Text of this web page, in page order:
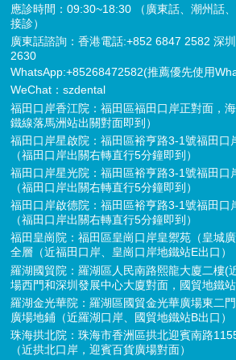
應診時間：09:30~18:30 （廣東話、潮州話
接診）
廣東話諮詢：香港電話:+852 6847 2582 深
2630
WhatsApp:+85268472582(推薦優先使用
WeChat：szdental
福田口岸香江院：福田區福田口岸正對面，
鐵線落馬洲站出關對面即到）
福田口岸星啟院：福田區裕亨路3-1號福田口
（福田口岸出關右轉直行5分鐘即到）
福田口岸星光院：福田區裕亨路3-1號福田口
（福田口岸出關右轉直行5分鐘即到）
福田口岸啟德院：福田區裕亨路3-1號福田口
（福田口岸出關右轉直行5分鐘即到）
福田皇崗院：福田區皇崗口岸皇禦苑（皇城
全層（近福田口岸、皇崗口岸地鐵站E出口）
羅湖國貿院：羅湖區人民南路熙龍大廈二樓(
場西門和深圳發展中心大廈對面，國貿地鐵站
羅湖金光華院：羅湖區國貿金光華廣場東二
廣場地鋪（近羅湖口岸、國貿地鐵站B出口）
珠海拱北院：珠海市香洲區拱北迎賓南路
（近拱北口岸，迎賓百貨廣場對面）